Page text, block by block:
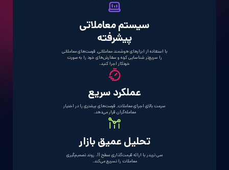
سیستم معاملاتی
پیشرفته
با استفاده از ابزارهای هوشمند معاملاتی٬ فرصت‌های معاملاتی
را سریع‌تر شناسایی کرده و سفارش‌های خود را به صورت
خودکار اجرا کنید.
عملکرد سریع
سرعت بالای اجرای معاملات٬ فرصت‌های بیشتری را در اختیار
معامله‌گران قرار می‌دهد.
تحلیل عمیق بازار
سی تریدر با ارائه قیمت‌گذاری سطح II، روند تصمیم‌گیری
معاملات را تسریع می‌کند.